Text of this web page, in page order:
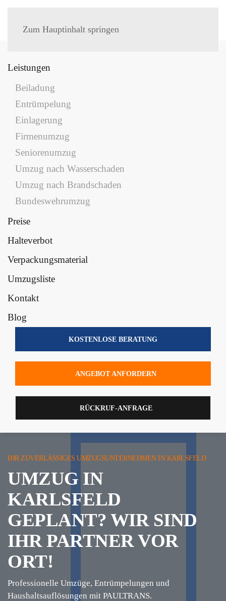
Zum Hauptinhalt springen
Leistungen
Beiladung
Entrümpelung
Einlagerung
Firmenumzug
Seniorenumzug
Umzug nach Wasserschaden
Umzug nach Brandschaden
Bundeswehrumzug
Preise
Halteverbot
Verpackungsmaterial
Umzugsliste
Kontakt
Blog
KOSTENLOSE BERATUNG
ANGEBOT ANFORDERN
RÜCKRUF-ANFRAGE
IHR ZUVERLÄSSIGES UMZUGSUNTERNEHMEN IN KARLSFELD
UMZUG IN
KARLSFELD
GEPLANT? WIR SIND
IHR PARTNER VOR
ORT!
Professionelle Umzüge, Entrümpelungen und
Haushaltsauflösungen mit PAULTRANS.